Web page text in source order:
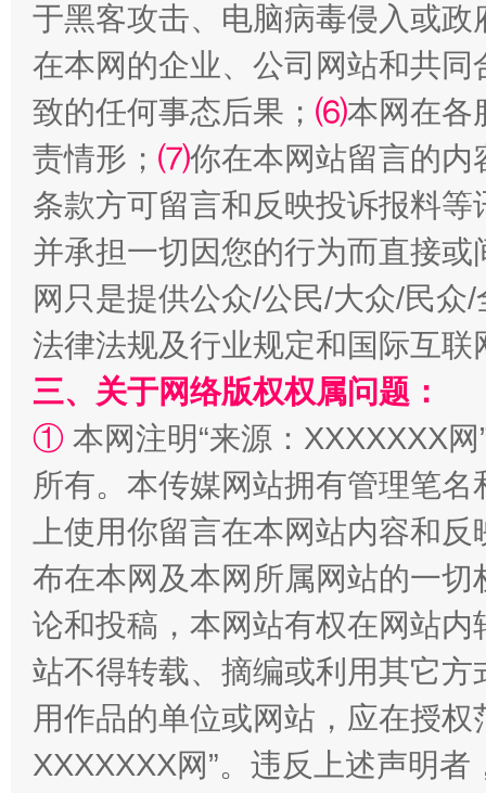
全民健身五年计划来了！等你上场
阿坝州三大球赛在茂县开幕 规模
国家大学科技园优化重塑工作
于黑客攻击、电脑病毒侵入或
在本网的企业、公司网站和共
致的任何事态后果； ⑹本网在各
责情形； ⑺你在本网站留言的内
条款方可留言和反映投诉报料
并承担一切因您的行为而直接
网只是提供公众/公民/大众/民
法律法规及行业规定和国际互
三、关于网络版权权属问题：
① 本网注明“来源：XXXXXXX
所有。本传媒网站拥有管理笔
上使用你留言在本网站内容和
布在本网及本网所属网站的一
论和投稿，本网站有权在网站
站不得转载、摘编或利用其它
用作品的单位或网站，应在授
XXXXXXX网”。违反上述声明